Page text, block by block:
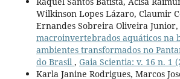
Wilkinson Lopes Lázaro, Claumir
Ernandes Sobreira Oliveira Junior,
macroinvertebrados aquáticos na
ambientes transformados no
do Brasil , Gaia Scientia: v. 16 n. 1
Karla Janine Rodrigues, Marcos